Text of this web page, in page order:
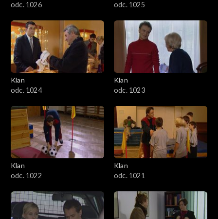
odc. 1026
odc. 1025
Klan
odc. 1024
Klan
odc. 1023
Klan
odc. 1022
Klan
odc. 1021